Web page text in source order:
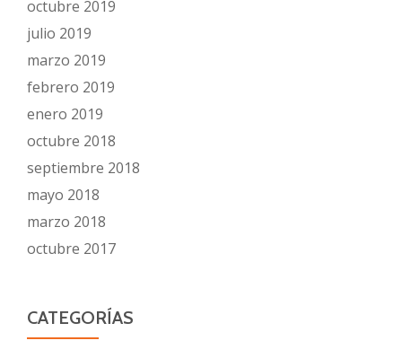
octubre 2019
julio 2019
marzo 2019
febrero 2019
enero 2019
octubre 2018
septiembre 2018
mayo 2018
marzo 2018
octubre 2017
CATEGORÍAS